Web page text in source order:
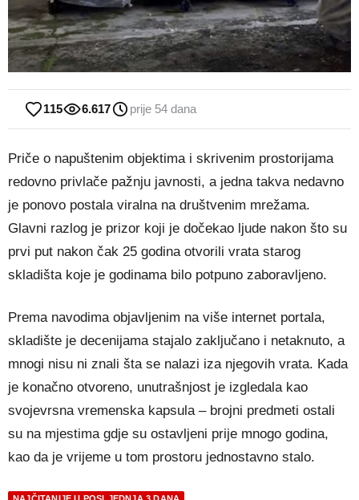
115 6.617 prije 54 dana
Priče o napuštenim objektima i skrivenim prostorijama
redovno privlače pažnju javnosti, a jedna takva nedavno
je ponovo postala viralna na društvenim mrežama.
Glavni razlog je prizor koji je dočekao ljude nakon što su
prvi put nakon čak 25 godina otvorili vrata starog
skladišta koje je godinama bilo potpuno zaboravljeno.
Prema navodima objavljenim na više internet portala,
skladište je decenijama stajalo zaključano i netaknuto, a
mnogi nisu ni znali šta se nalazi iza njegovih vrata. Kada
je konačno otvoreno, unutrašnjost je izgledala kao
svojevrsna vremenska kapsula – brojni predmeti ostali
su na mjestima gdje su ostavljeni prije mnogo godina,
kao da je vrijeme u tom prostoru jednostavno stalo.